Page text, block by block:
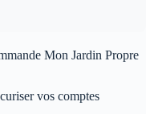
Mon Jardin Propre
vos comptes